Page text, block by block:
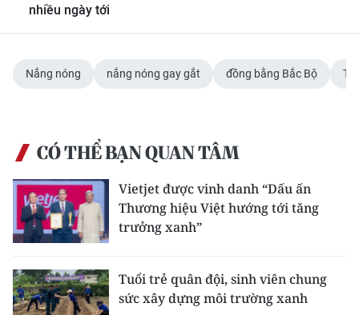
nhiều ngày tới
Nắng nóng nắng nóng gay gắt đồng bằng Bắc Bộ
CÓ THỂ BẠN QUAN TÂM
Vietjet được vinh danh “Dấu ấn
Thương hiệu Việt hướng tới tăng
trưởng xanh”
Tuổi trẻ quân đội, sinh viên chung
sức xây dựng môi trường xanh